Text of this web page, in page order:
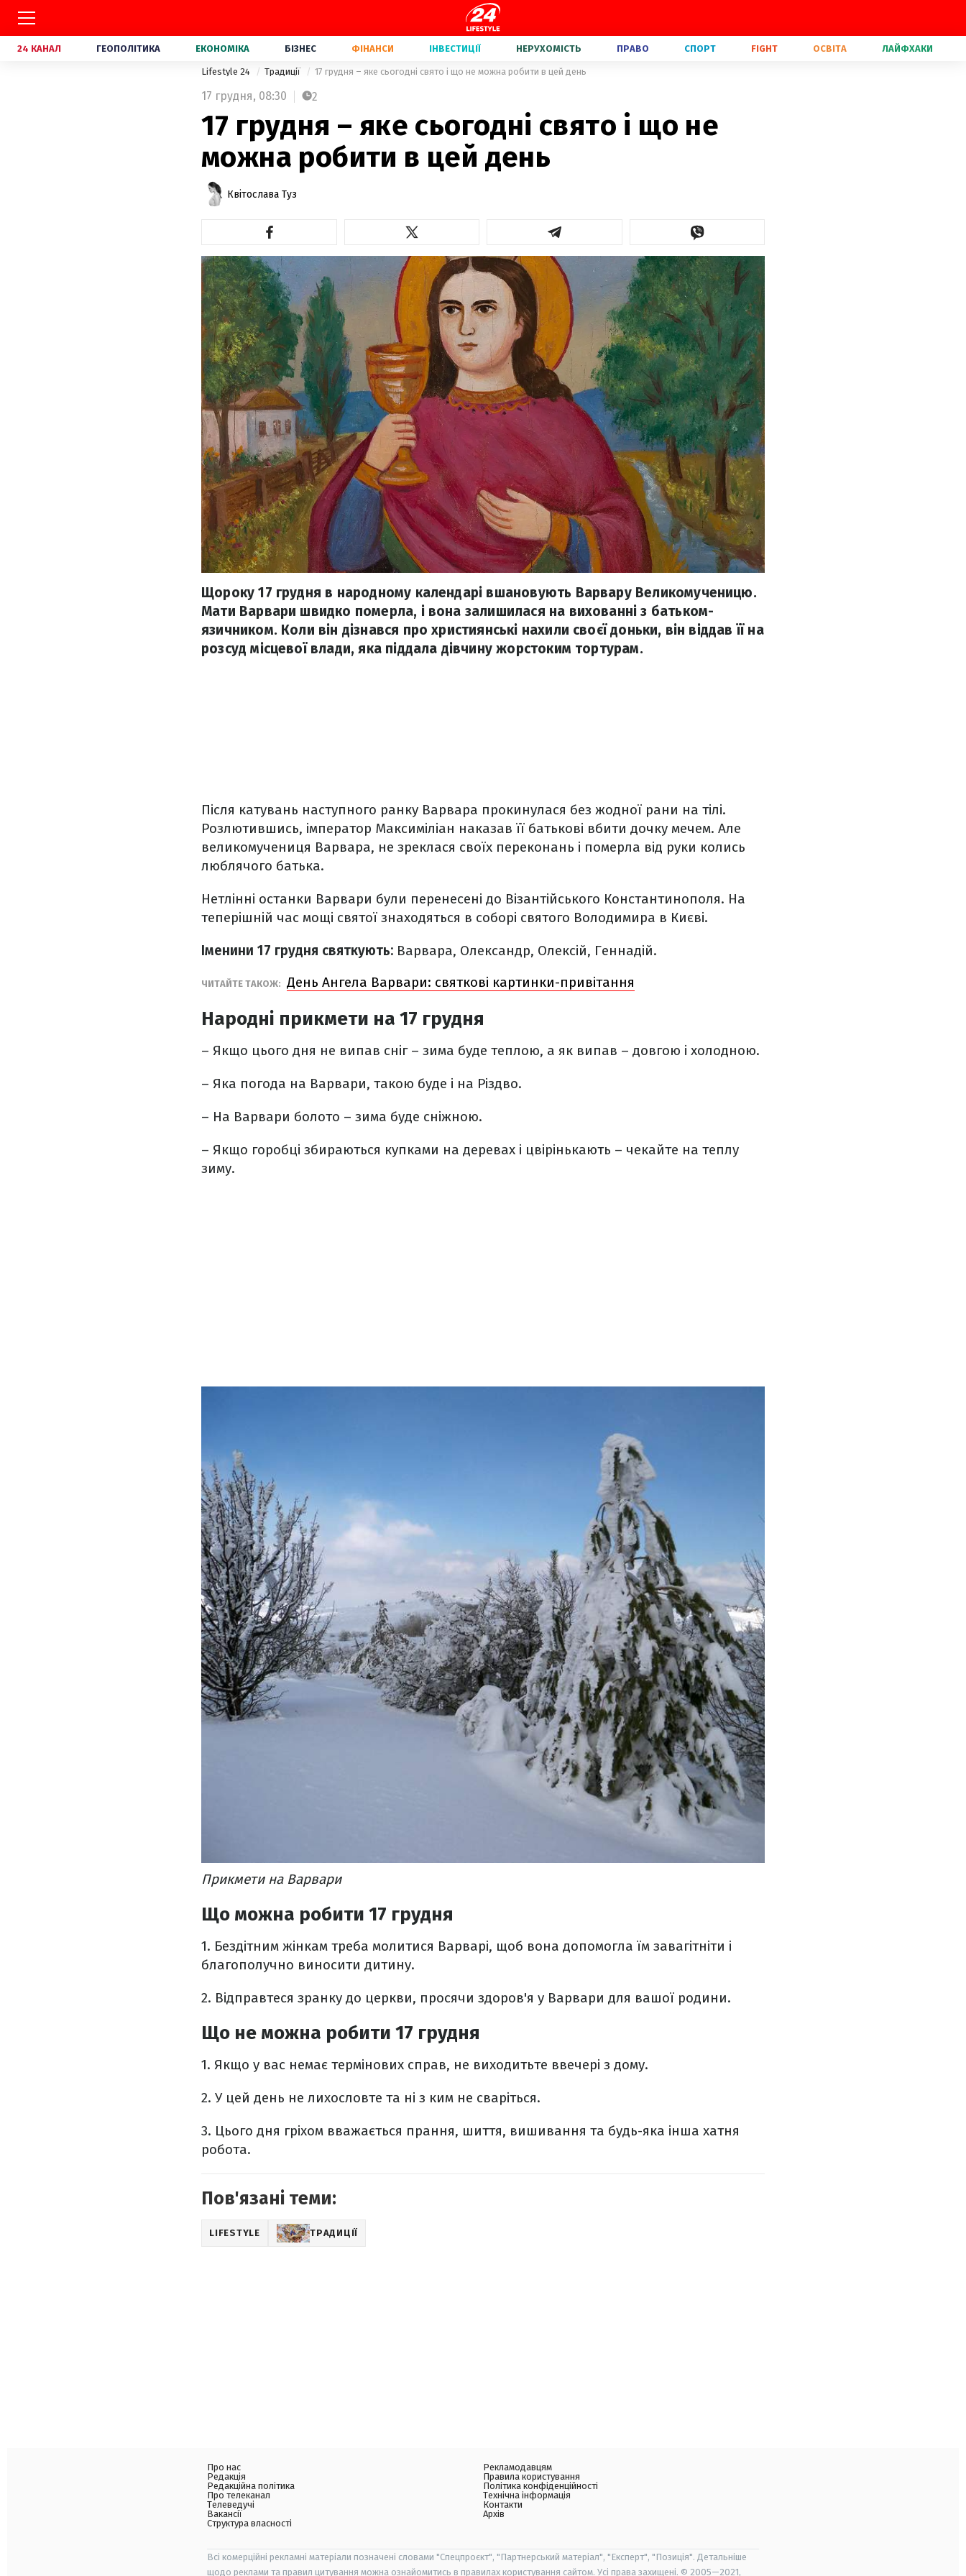
24 КАНАЛ ГЕОПОЛІТИКА ЕКОНОМІКА БІЗНЕС ФІНАНСИ ІНВЕСТИЦІЇ НЕРУХОМІСТЬ ПРАВО СПОРТ FIGHT ОСВІТА ЛАЙФХАКИ
Lifestyle 24 Традиції 17 грудня – яке сьогодні свято і що не можна робити в цей день
17 грудня, 08:30 2
17 грудня – яке сьогодні свято і що не
можна робити в цей день
Квітослава Туз
Щороку 17 грудня в народному календарі вшановують Варвару Великомученицю.
Мати Варвари швидко померла, і вона залишилася на вихованні з батьком-
язичником. Коли він дізнався про християнські нахили своєї доньки, він віддав її на
розсуд місцевої влади, яка піддала дівчину жорстоким тортурам.
Після катувань наступного ранку Варвара прокинулася без жодної рани на тілі.
Розлютившись, імператор Максиміліан наказав її батькові вбити дочку мечем. Але
великомучениця Варвара, не зреклася своїх переконань і померла від руки колись
люблячого батька.
Нетлінні останки Варвари були перенесені до Візантійського Константинополя. На
теперішній час мощі святої знаходяться в соборі святого Володимира в Києві.
Іменини 17 грудня святкують: Варвара, Олександр, Олексій, Геннадій.
ЧИТАЙТЕ ТАКОЖ: День Ангела Варвари: святкові картинки-привітання
Народні прикмети на 17 грудня
– Якщо цього дня не випав сніг – зима буде теплою, а як випав – довгою і холодною.
– Яка погода на Варвари, такою буде і на Різдво.
– На Варвари болото – зима буде сніжною.
– Якщо горобці збираються купками на деревах і цвірінькають – чекайте на теплу
зиму.
Прикмети на Варвари
Що можна робити 17 грудня
1. Бездітним жінкам треба молитися Варварі, щоб вона допомогла їм завагітніти і
благополучно виносити дитину.
2. Відправтеся зранку до церкви, просячи здоров'я у Варвари для вашої родини.
Що не можна робити 17 грудня
1. Якщо у вас немає термінових справ, не виходитьте ввечері з дому.
2. У цей день не лихословте та ні з ким не сваріться.
3. Цього дня гріхом вважається прання, шиття, вишивання та будь-яка інша хатня
робота.
Пов'язані теми:
LIFESTYLE ТРАДИЦІЇ
Про нас
Редакція
Редакційна політика
Про телеканал
Телеведучі
Вакансії
Структура власності
Рекламодавцям
Правила користування
Політика конфіденційності
Технічна інформація
Контакти
Архів
Всі комерційні рекламні матеріали позначені словами "Спецпроєкт", "Партнерський матеріал", "Експерт", "Позиція". Детальніше
щодо реклами та правил цитування можна ознайомитись в правилах користування сайтом. Усі права захищені. © 2005—2021,